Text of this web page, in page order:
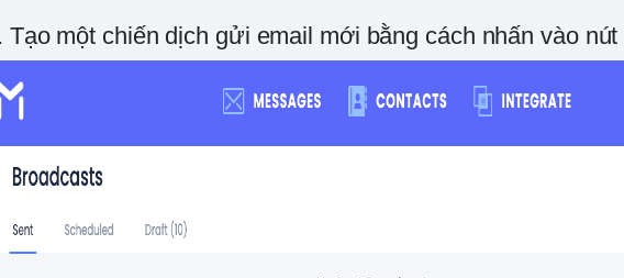
Tạo một chiến dịch gửi email mới bằng cách nhấn vào nút